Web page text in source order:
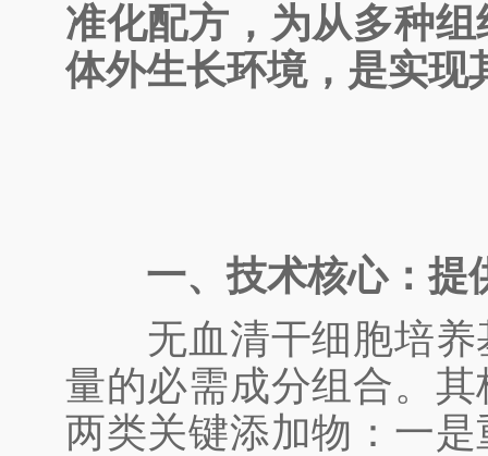
准化配方，为从多种
体外生长环境，是实现
一、技术核心：提
无血清干细胞培养
量的必需成分组合。
两类关键添加物：一